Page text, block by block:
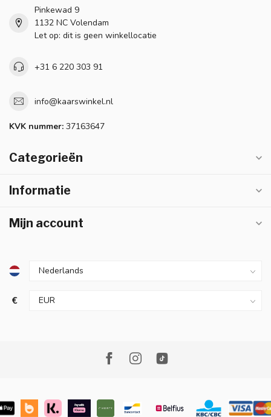
Pinkewad 9
1132 NC Volendam
Let op: dit is geen winkellocatie
+31 6 220 303 91
info@kaarswinkel.nl
KVK nummer: 37163647
Categorieën
Informatie
Mijn account
€